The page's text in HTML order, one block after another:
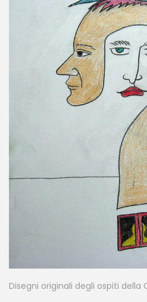
Disegni originali degli ospiti della